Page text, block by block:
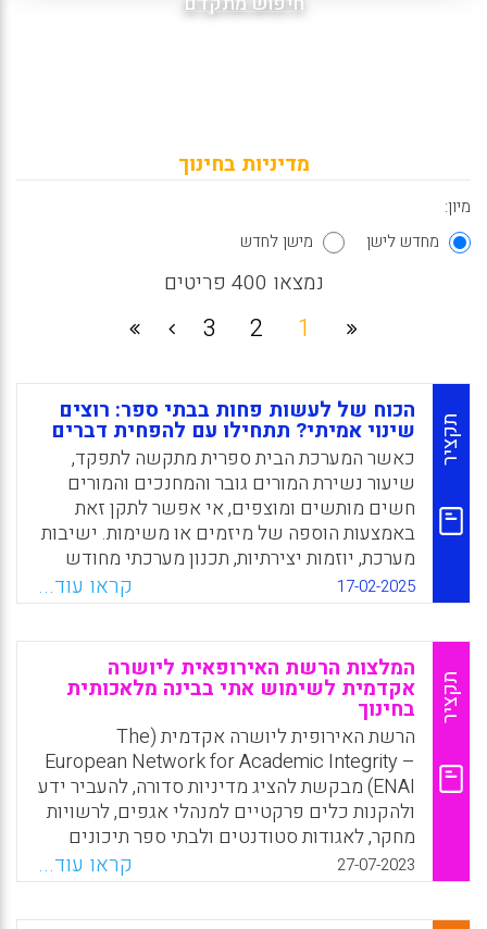
מדיניות בחינוך
מיון:
מחדש לישן
מישן לחדש
נמצאו 400 פריטים
1
2
3
תקציר
הכוח של לעשות פחות בבתי ספר: רוצים
שינוי אמיתי? תתחילו עם להפחית דברים
כאשר המערכת הבית ספרית מתקשה לתפקד,
שיעור נשירת המורים גובר והמחנכים והמורים
חשים מותשים ומוצפים, אי אפשר לתקן זאת
באמצעות הוספה של מיזמים או משימות. ישיבות
מערכת, יוזמות יצירתיות, תכנון מערכתי מחודש
והובלת מיזמים – כל אלו מהווים יוזמות מבורכות.
אבל, הם מצריכים מאמץ נוסף וגוזלים משאבים.
מה גם שבתי ספר מהווים מלכתחילה מרחבי
עבודה עמוסים, מייגעים ותזזיתיים.
WhatsApp
Facebook
Email
X
17-02-2025 קראו עוד...
תקציר
המלצות הרשת האירופאית ליושרה
אקדמית לשימוש אתי בבינה מלאכותית
בחינוך
הרשת האירופית ליושרה אקדמית (The
European Network for Academic Integrity –
ENAI) מבקשת להציג מדיניות סדורה, להעביר ידע
ולהקנות כלים פרקטיים למנהלי אגפים, לרשויות
מחקר, לאגודות סטודנטים ולבתי ספר תיכונים
ברחבי אירופה בנוגע לשימוש הראוי בבינה
מלאכותית באופן אחראי, תוך הקפדה על יושרה
אקדמית.
27-07-2023 קראו עוד...